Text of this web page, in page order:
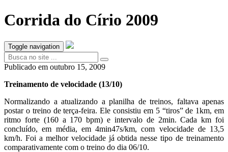
Corrida do Círio 2009
Toggle navigation
Publicado em outubro 15, 2009
Treinamento de velocidade (13/10)
Normalizando a atualizando a planilha de treinos, faltava apenas
postar o treino de terça-feira. Ele consistiu em 5 “tiros” de 1km, em
ritmo forte (160 a 170 bpm) e intervalo de 2min. Cada km foi
concluído, em média, em 4min47s/km, com velocidade de 13,5
km/h. Foi a melhor velocidade já obtida nesse tipo de treinamento
comparativamente com o treino do dia 06/10.